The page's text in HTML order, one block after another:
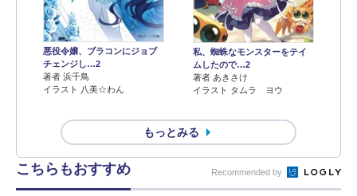
悪役令嬢、ブラコンにジョブ
チェンジし…2
著者 浜千鳥
イラスト 八美☆わん
私、蜘蛛なモンスターをテイ
ムしたので…2
著者 あきさけ
イラスト タムラ ヨウ
もっとみる
こちらもおすすめ Recommended by